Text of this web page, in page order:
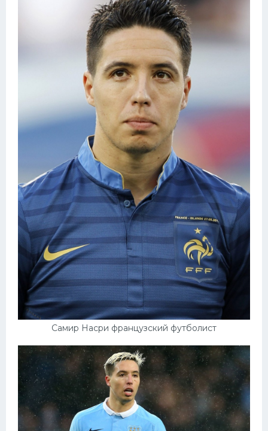
Самир Насри французский футболист